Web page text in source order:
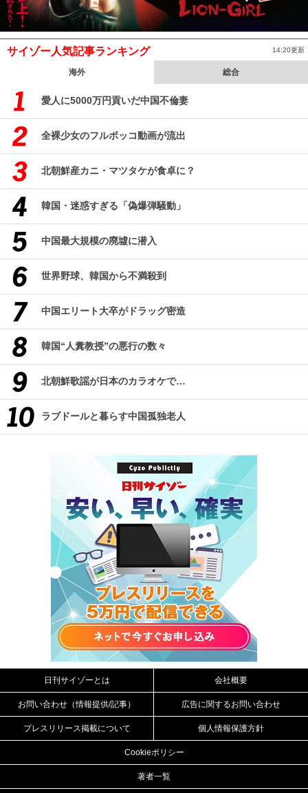
サイゾー人気記事ランキング 14:20更新
海外 総合
愛人に5000万円貢いだ中国不倫妻
全裸少女のフルボッコ動画が流出
北朝鮮産カニ・マツタケが食卓に？
韓国・迷惑すぎる「偽爆弾騒動」
中国最大規模の廃墟に潜入
世界野球、韓国から不満殺到
中国エリート大卒がドラッグ密造
韓国“人糞教授”の悪行の数々
北朝鮮歌謡が日本のカラオケで…
ラブドールと暮らす中国孤独老人
日刊サイゾーとは 会社概要
お問い合わせ（情報提供/記事） 広告に関するお問い合わせ
プレスリリース掲載について 個人情報保護方針
Cookieポリシー
著者一覧